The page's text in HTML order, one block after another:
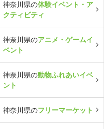
神奈川県の体験イベント・ア
クティビティ
神奈川県のアニメ・ゲームイ
ベント
神奈川県の動物ふれあいイベ
ント
神奈川県のフリーマーケット